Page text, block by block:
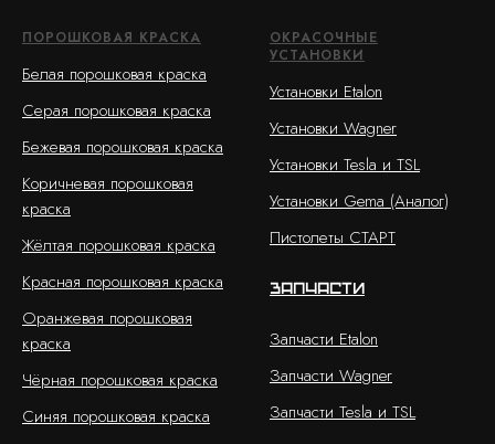
ПОРОШКОВАЯ КРАСКА
Белая порошковая краска
Серая порошковая краска
Бежевая порошковая краска
Коричневая порошковая
краска
Жёлтая порошковая краска
Красная порошковая краска
Оранжевая порошковая
краска
Чёрная порошковая краска
Синяя порошковая краска
ОКРАСОЧНЫЕ
УСТАНОВКИ
Установки Etalon
Установки Wagner
Установки Tesla и TSL
Установки Gema (Аналог)
Пистолеты СТАРТ
Запчасти
Запчасти Etalon
Запчасти Wagner
Запчасти Tesla и TSL